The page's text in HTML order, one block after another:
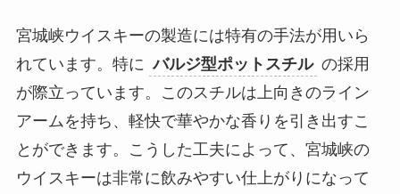
宮城峡ウイスキーの製造には特有の手法が用いら
れています。特に バルジ型ポットスチル の採用
が際立っています。このスチルは上向きのライン
アームを持ち、軽快で華やかな香りを引き出すこ
とができます。こうした工夫によって、宮城峡の
ウイスキーは非常に飲みやすい仕上がりになって